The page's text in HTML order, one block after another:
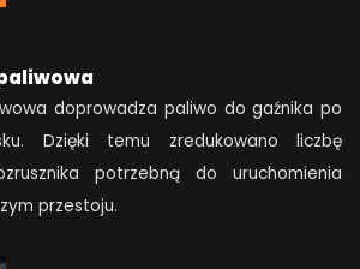
doprowadza paliwo do gaźnika po
Dzięki temu zredukowano liczbę
potrzebną do uruchomienia
przestoju.